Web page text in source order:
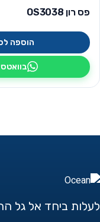
פס רון OS3038
הוספה
לעלות ביחד אל גל